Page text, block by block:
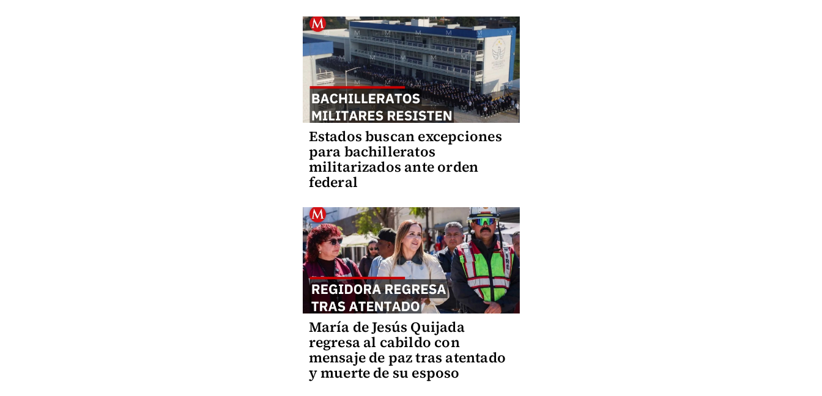
Estados buscan excepciones
para bachilleratos
militarizados ante orden
federal
María de Jesús Quijada
regresa al cabildo con
mensaje de paz tras atentado
y muerte de su esposo